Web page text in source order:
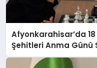
Afyonkarahisar’da
Şehitleri Anma Günü